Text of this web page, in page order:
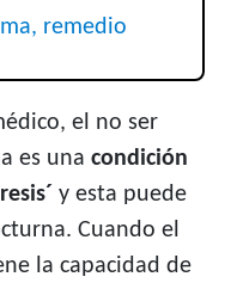
remedio
el no ser
es una condición
y esta puede
Cuando el
la capacidad de